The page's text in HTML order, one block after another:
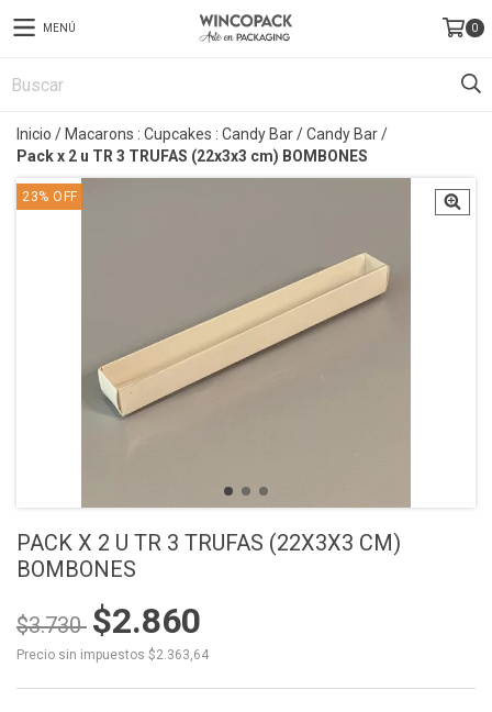
MENÚ 0
Inicio / Macarons : Cupcakes : Candy Bar/Candy Bar/
Pack x 2 u TR 3 TRUFAS (22x3x3 cm) BOMBONES
23% OFF
PACK X 2 U TR 3 TRUFAS (22X3X3 CM)
BOMBONES
$3.730 $2.860
Precio sin impuestos $2.363,64